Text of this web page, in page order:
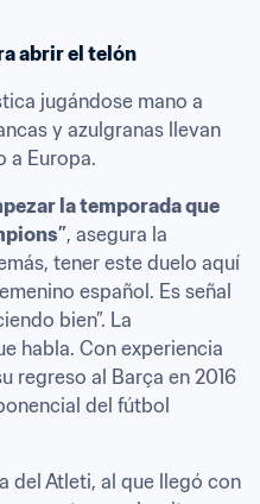
abrir el telón
jugándose mano a
y azulgranas llevan
a Europa.
la temporada que
, asegura la
tener este duelo aquí
español. Es señal
bien”. La
habla. Con experiencia
regreso al Barça en 2016
del fútbol
del Atleti, al que llegó con